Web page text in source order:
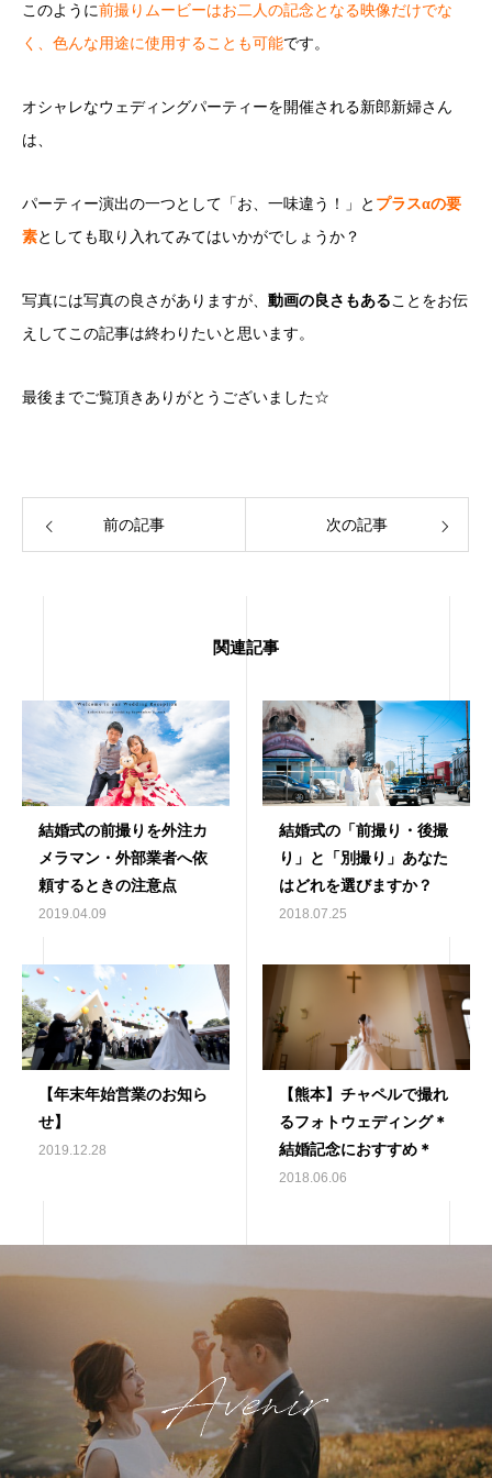
このように前撮りムービーはお二人の記念となる映像だけでな
く、色んな用途に使用することも可能です。
オシャレなウェディングパーティーを開催される新郎新婦さん
は、
パーティー演出の一つとして「お、一味違う！」と プラスαの要
素としても取り入れてみてはいかがでしょうか？
写真には写真の良さがありますが、 動画の良さもあることをお伝
えしてこの記事は終わりたいと思います。
最後までご覧頂きありがとうございました☆
前の記事 次の記事
関連記事
結婚式の前撮りを外注カ
メラマン・外部業者へ依
頼するときの注意点
2019.04.09
結婚式の「前撮り・後撮
り」と「別撮り」あなた
はどれを選びますか？
2018.07.25
【年末年始営業のお知ら
せ】
2019.12.28
【熊本】チャペルで撮れ
るフォトウェディング＊
結婚記念におすすめ＊
2018.06.06